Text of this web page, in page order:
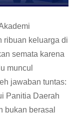
ribuan keluarga di
semata karena
muncul
jawaban tuntas:
Panitia Daerah
bukan berasal